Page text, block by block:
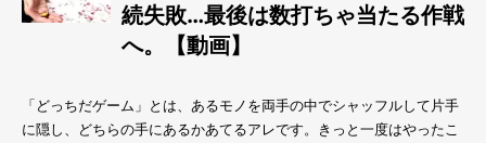
続失敗…最後は数打ちゃ当たる作戦
へ。【動画】
「どっちだゲーム」とは、あるモノを両手の中でシャッフルして片手
に隠し、どちらの手にあるかあてるアレです。きっと一度はやったこ